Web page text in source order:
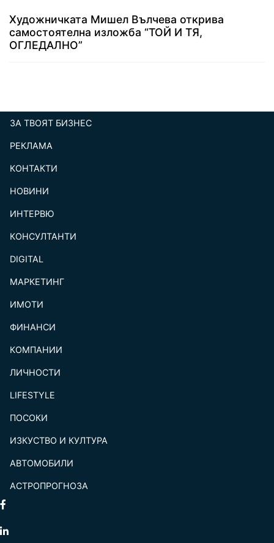
Художничката Мишел Вълчева открива
самостоятелна изложба “ТОЙ И ТЯ,
ОГЛЕДАЛНО”
ЗА ТВОЯТ БИЗНЕС
РЕКЛАМА
КОНТАКТИ
footer_statii
НОВИНИ
ИНТЕРВЮ
КОНСУЛТАНТИ
DIGITAL
МАРКЕТИНГ
ИМОТИ
ФИНАНСИ
КОМПАНИИ
ЛИЧНОСТИ
LIFESTYLE
ПОСОКИ
ИЗКУСТВО И КУЛТУРА
АВТОМОБИЛИ
АСТРОПРОГНОЗА